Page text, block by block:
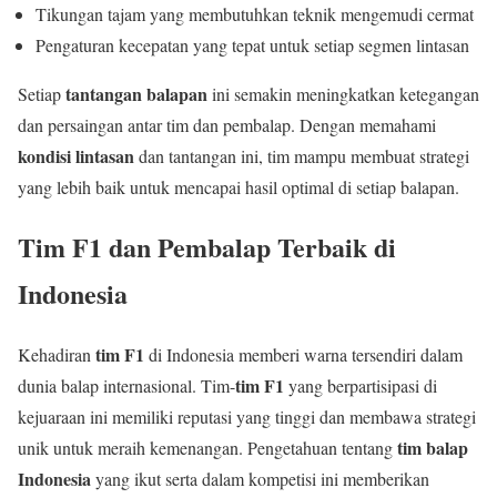
Tikungan tajam yang membutuhkan teknik mengemudi cermat
Pengaturan kecepatan yang tepat untuk setiap segmen lintasan
Setiaptantangan balapan ini semakin meningkatkan ketegangan
dan persaingan antar tim dan pembalap. Dengan memahami
kondisi lintasan dan tantangan ini, tim mampu membuat strategi
yang lebih baik untuk mencapai hasil optimal di setiap balapan.
Tim F1 dan Pembalap Terbaik di
Indonesia
Kehadirantim F1 di Indonesia memberi warna tersendiri dalam
dunia balap internasional. Tim-tim F1 yang berpartisipasi di
kejuaraan ini memiliki reputasi yang tinggi dan membawa strategi
unik untuk meraih kemenangan. Pengetahuan tentangtim balap
Indonesiayang ikut serta dalam kompetisi ini memberikan